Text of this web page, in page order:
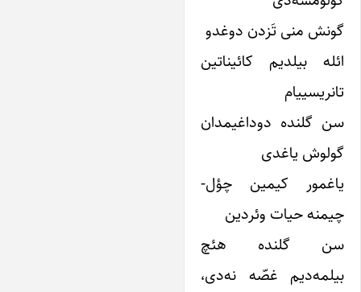
منی تَزدن دوغدو
بیلدیم کائیناتین
گلنده دوداغیمدان
‌یاغدی
کیمین چؤل-
حیات وئردین
گلنده هئچ
غصّه نه‌دی،